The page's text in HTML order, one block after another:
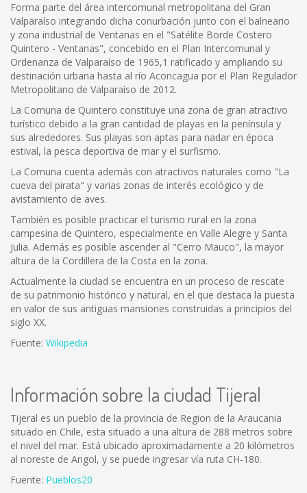
Forma parte del área intercomunal metropolitana del Gran
Valparaíso integrando dicha conurbación junto con el balneario
y zona industrial de Ventanas en el "Satélite Borde Costero
Quintero - Ventanas", concebido en el Plan Intercomunal y
Ordenanza de Valparaíso de 1965,1 ratificado y ampliando su
destinación urbana hasta al río Aconcagua por el Plan Regulador
Metropolitano de Valparaíso de 2012.
La Comuna de Quintero constituye una zona de gran atractivo
turístico debido a la gran cantidad de playas en la península y
sus alrededores. Sus playas son aptas para nadar en época
estival, la pesca deportiva de mar y el surfismo.
La Comuna cuenta además con atractivos naturales como "La
cueva del pirata" y varias zonas de interés ecológico y de
avistamiento de aves.
También es posible practicar el turismo rural en la zona
campesina de Quintero, especialmente en Valle Alegre y Santa
Julia. Además es posible ascender al "Cerro Mauco", la mayor
altura de la Cordillera de la Costa en la zona.
Actualmente la ciudad se encuentra en un proceso de rescate
de su patrimonio histórico y natural, en el que destaca la puesta
en valor de sus antiguas mansiones construidas a principios del
siglo XX.
Fuente: Wikipedia
Información sobre la ciudad Tijeral
Tijeral es un pueblo de la provincia de Region de la Araucania
situado en Chile, esta situado a una altura de 288 metros sobre
el nivel del mar. Está ubicado aproximadamente a 20 kilómetros
al noreste de Angol, y se puede ingresar vía ruta CH-180.
Fuente: Pueblos20